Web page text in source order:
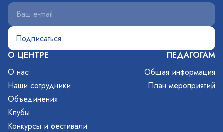
О ЦЕНТРЕ
О нас
Наши сотрудники
Объединения
Клубы
Конкурсы и фестивали
ПЕДАГОГАМ
Общая информация
План мероприятий